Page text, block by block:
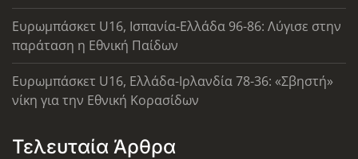
Ευρωμπάσκετ U16, Ισπανία-Ελλάδα 96-86: Λύγισε στην
παράταση η Εθνική Παίδων
Ευρωμπάσκετ U16, Ελλάδα-Ιρλανδία 78-36: «Σβηστή»
νίκη για την Εθνική Κορασίδων
Τελευταία Άρθρα